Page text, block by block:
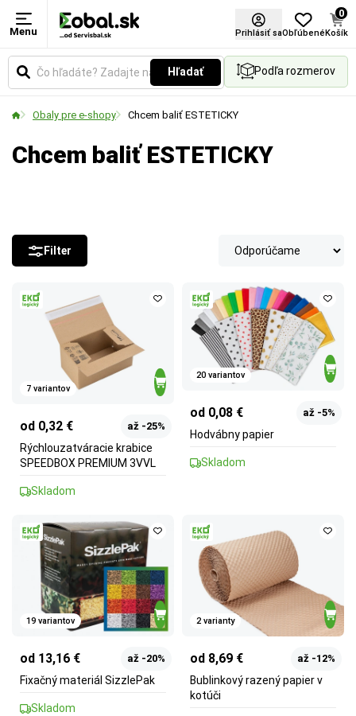
Menu Prihlásiť saObľúbené
0
Košík
Hľadať Podľa rozmerov
Obaly pre e-shopy Chcem baliť ESTETICKY
Chcem baliť ESTETICKY
Filter
7 variantov
od 0,32 € až -25%
Rýchlouzatváracie krabice
SPEEDBOX PREMIUM 3VVL
Skladom
20 variantov
od 0,08 € až -5%
Hodvábny papier
Skladom
19 variantov
od 13,16 € až -20%
Fixačný materiál SizzlePak
Skladom
2 varianty
od 8,69 € až -12%
Bublinkový razený papier v
kotúči